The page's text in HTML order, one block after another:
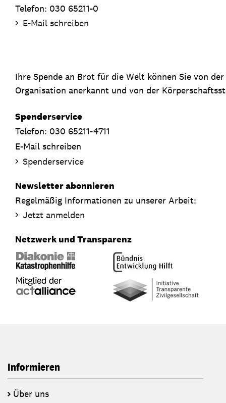
Telefon: 030 65211-0
E-Mail schreiben
Ihre Spende an Brot für die Welt können Sie von
Organisation anerkannt und von der
Spenderservice
Telefon: 030 65211-4711
E-Mail schreiben
Spenderservice
Newsletter abonnieren
Regelmäßig Informationen zu unserer Arbeit:
Jetzt anmelden
Netzwerk und Transparenz
Informieren
Über uns